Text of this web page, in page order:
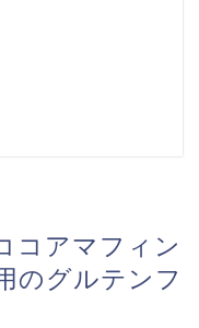
コアマフィン
のグルテンフ